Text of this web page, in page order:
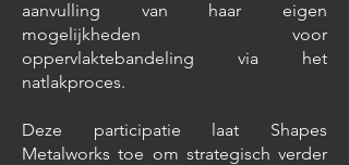
aanvulling van haar eigen
mogelijkheden voor
oppervlaktebandeling via het
natlakproces.
Deze participatie laat Shapes
Metalworks toe om strategisch verder